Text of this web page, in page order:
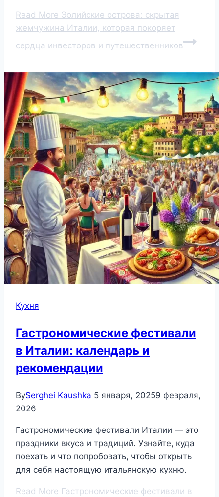
Read More Эолийские острова: скрытая
жемчужина Италии, которая покоряет
сердца инвесторов и путешественников
Кухня
Гастрономические фестивали
в Италии: календарь и
рекомендации
BySerghei Kaushka 5 января, 20259 февраля,
2026
Гастрономические фестивали Италии — это
праздники вкуса и традиций. Узнайте, куда
поехать и что попробовать, чтобы открыть
для себя настоящую итальянскую кухню.
Read More Гастрономические фестивали в